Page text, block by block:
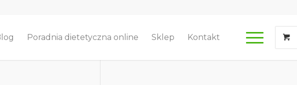
Poradnia dietetyczna online Sklep Kontakt